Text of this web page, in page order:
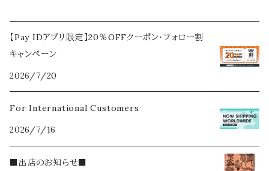
【Pay IDアプリ限定】20％OFFクーポン・フォロー割
キャンペーン
2026/7/20
For International Customers
2026/7/16
■出店のお知らせ■